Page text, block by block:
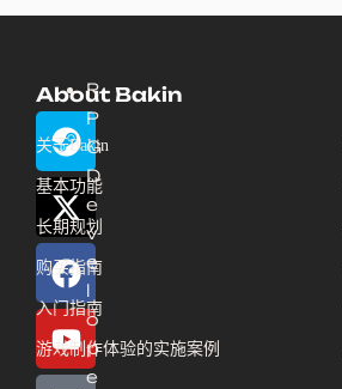
R
P
G
D
e
v
e
l
o
p
e
About Bakin
关于Bakin
基本功能
长期规划
购买指南
入门指南
游戏制作体验的实施案例